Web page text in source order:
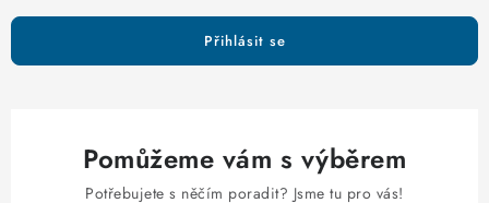
Přihlásit se
Pomůžeme vám s výběrem
Potřebujete s něčím poradit? Jsme tu pro vás!